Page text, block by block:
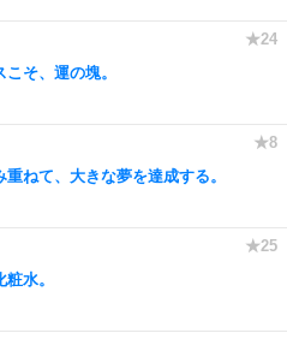
そ、運の塊。
ねて、大きな夢を達成する。
水。